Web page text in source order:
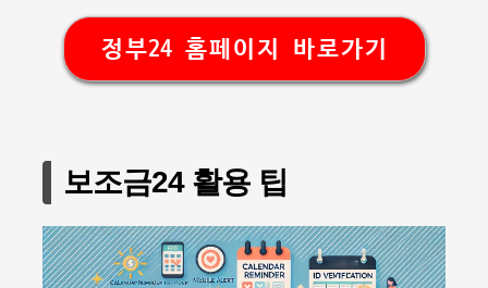
정부24 홈페이지 바로가기
보조금24 활용 팁